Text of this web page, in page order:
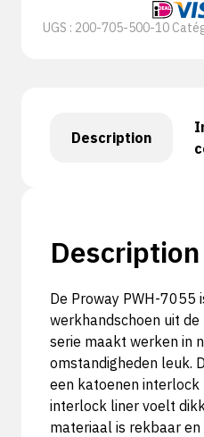
UGS : 200-705-500-10
Description
Description
De Proway PWH-7055
werkhandschoen uit de
serie maakt werken in
omstandigheden leuk.
een katoenen interlock
interlock liner voelt
materiaal is rekbaar